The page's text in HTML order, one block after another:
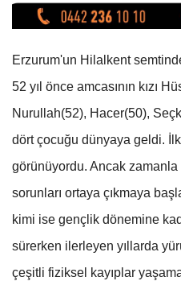
Erzurum'un Hilalkent
52 yıl önce amcasının kızı
Nurullah(52), Hacer(50),
dört çocuğu dünyaya geldi.
görünüyordu. Ancak zamanla
sorunları ortaya çıkmaya
kimi ise gençlik dönemine
sürerken ilerleyen yıllarda
çeşitli fiziksel kayıplar